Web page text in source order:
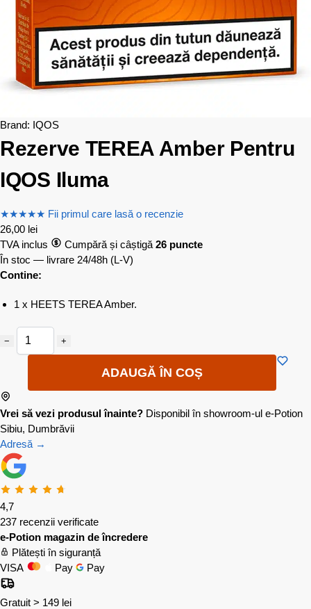
Brand: IQOS
Rezerve TEREA Amber Pentru
IQOS Iluma
★★★★★ Fii primul care lasă o recenzie
26,00 lei
TVA inclus
Cumpără și câștigă 26 puncte
În stoc — livrare 24/48h (L-V)
Contine:
1 x HEETS TEREA Amber.
− +
ADAUGĂ ÎN COȘ
Vrei să vezi produsul înainte? Disponibil în showroom-ul e-Potion
Sibiu, Dumbrăvii
Adresă →
4,7
237 recenzii verificate
e-Potion magazin de încredere
Plătești în siguranță
VISA
Pay Pay
Gratuit > 149 lei